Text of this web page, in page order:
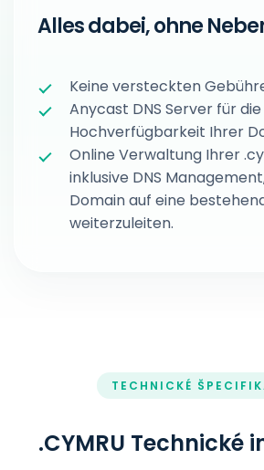
Alles dabei, ohne
Keine versteckten
Anycast DNS Server für die
Hochverfügbarkeit Ihrer
Online Verwaltung Ihrer
inklusive DNS
Domain auf eine
weiterzuleiten.
TECHNICKÉ
.CYMRU Technické